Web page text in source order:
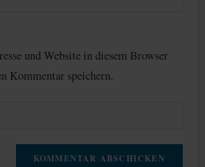
und Website in diesem Browser
Kommentar speichern.